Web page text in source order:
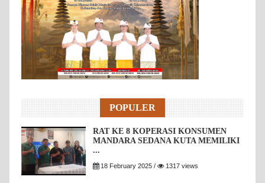
POPULER
RAT KE 8 KOPERASI KONSUMEN
MANDARA SEDANA KUTA MEMILIKI
...
18 February 2025 / 1317 views